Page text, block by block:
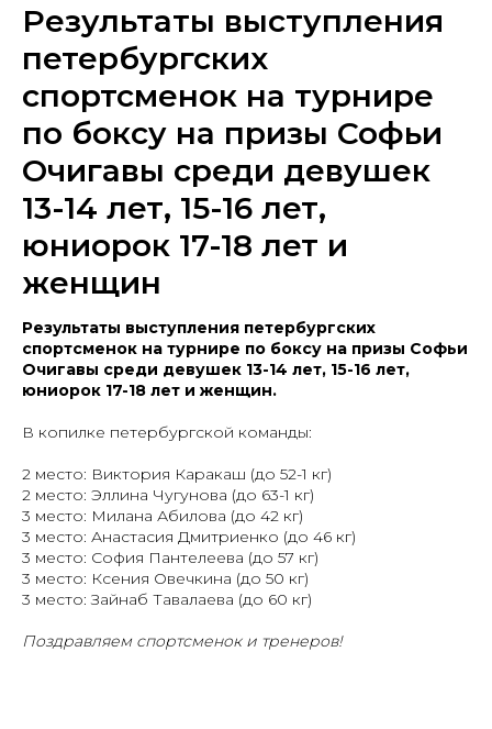
Результаты выступления
петербургских
спортсменок на турнире
по боксу на призы Софьи
Очигавы среди девушек
13-14 лет, 15-16 лет,
юниорок 17-18 лет и
женщин
Результаты выступления петербургских
спортсменок на турнире по боксу на призы Софьи
Очигавы среди девушек 13-14 лет, 15-16 лет,
юниорок 17-18 лет и женщин.
В копилке петербургской команды:
2 место: Виктория Каракаш (до 52-1 кг)
2 место: Эллина Чугунова (до 63-1 кг)
3 место: Милана Абилова (до 42 кг)
3 место: Анастасия Дмитриенко (до 46 кг)
3 место: София Пантелеева (до 57 кг)
3 место: Ксения Овечкина (до 50 кг)
3 место: Зайнаб Тавалаева (до 60 кг)
Поздравляем спортсменок и тренеров!